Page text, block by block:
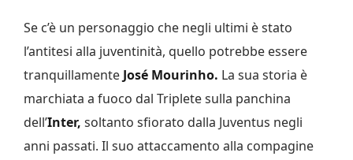
Se c’è un personaggio che negli ultimi è stato
l’antitesi alla juventinità, quello potrebbe essere
tranquillamente José Mourinho. La sua storia è
marchiata a fuoco dal Triplete sulla panchina
dell’Inter, soltanto sfiorato dalla Juventus negli
anni passati. Il suo attaccamento alla compagine